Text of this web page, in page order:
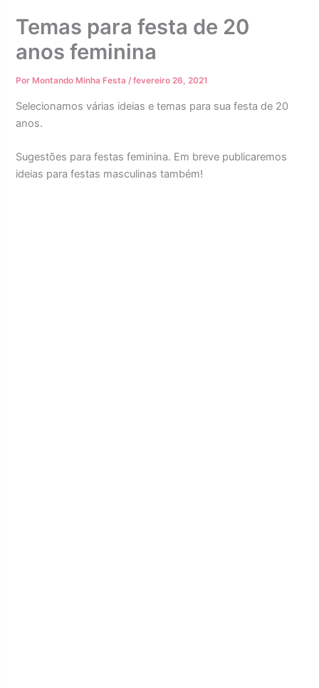
Temas para festa de 20
anos feminina
Por Montando Minha Festa/fevereiro 26, 2021
Selecionamos várias ideias e temas para sua festa de 20
anos.
Sugestões para festas feminina. Em breve publicaremos
ideias para festas masculinas também!